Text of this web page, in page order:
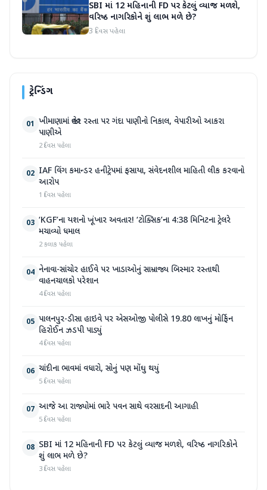
SBI માં 12 મહિનાની FD પર કેટલું વ્યાજ મળશે,
વરિષ્ઠ નાગરિકોને શું લાભ મળે છે?
3 દિવસ પહેલા
ટ્રેન્ડિંગ
01 ખીમાણામાં જાહેર રસ્તા પર ગંદા પાણીનો નિકાલ, વેપારીઓ આકરા
પાણીએ
2 દિવસ પહેલા
02 IAF વિંગ કમાન્ડર હનીટ્રેપમાં ફસાયા, સંવેદનશીલ માહિતી લીક કરવાનો
આરોપ
1 દિવસ પહેલા
03 ‘KGF’ના યશનો ખૂંખાર અવતાર! ‘ટોક્સિક’ના 4:38 મિનિટના ટ્રેલરે
મચાવ્યો ધમાલ
2 કલાક પહેલા
04 નેનાવા-સાંચોર હાઈવે પર ખાડાઓનું સામ્રાજ્ય બિસ્માર રસ્તાથી
વાહનચાલકો પરેશાન
4 દિવસ પહેલા
05 પાલનપુર-ડીસા હાઇવે પર એસઓજી પોલીસે 19.80 લાખનું મોર્ફિન
હિરોઈન ઝડપી પાડ્યું
4 દિવસ પહેલા
06 ચાંદીના ભાવમાં વધારો, સોનું પણ મોંઘુ થયું
5 દિવસ પહેલા
07 આજે આ રાજ્યોમાં ભારે પવન સાથે વરસાદની આગાહી
5 દિવસ પહેલા
08 SBI માં 12 મહિનાની FD પર કેટલું વ્યાજ મળશે, વરિષ્ઠ નાગરિકોને
શું લાભ મળે છે?
3 દિવસ પહેલા